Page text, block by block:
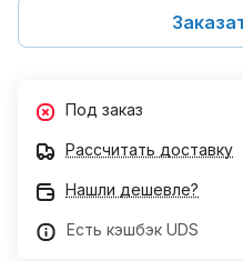
Под заказ
Рассчитать доставку
Нашли дешевле?
Есть кэшбэк UDS